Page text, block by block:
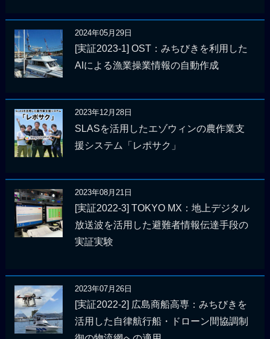
2024年05月29日
[実証2023-1] OST：みちびきを利用した
AIによる漁業操業情報の自動作成
2023年12月28日
SLASを活用したエゾウィンの農作業支
援システム「レポサク」
2023年08月21日
[実証2022-3] TOKYO MX：地上デジタル
放送波を活用した避難者情報伝達手段の
実証実験
2023年07月26日
[実証2022-2] 広島商船高専：みちびきを
活用した自律航行船・ドローン間協調制